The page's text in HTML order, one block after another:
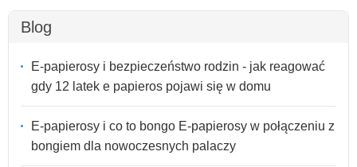
Blog
E-papierosy i bezpieczeństwo rodzin - jak reagować
gdy 12 latek e papieros pojawi się w domu
E-papierosy i co to bongo E-papierosy w połączeniu z
bongiem dla nowoczesnych palaczy